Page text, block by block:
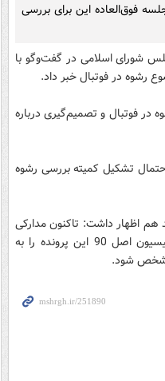
تشکیل جلسه فوق‌العاده این برای بررسی
شورای اسلامی در گفت‌وگو با
رشوه در فوتبال خبر داد.
در فوتبال و تصمیم‌گیری درباره
از احتمال تشکیل کمیته بررسی رشوه
اظهار داشت: تاکنون مدارکی
به جز برگه‌های مزایده به کمیسیون داده نشده است، البته کمیسیون اصل 90 این پرونده را به
شود.